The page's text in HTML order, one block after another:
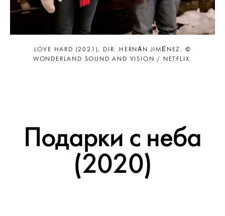
LOVE HARD (2021), DIR. HERNÁN JIMÉNEZ. ©
WONDERLAND SOUND AND VISION / NETFLIX.
Подарки с неба
(2020)